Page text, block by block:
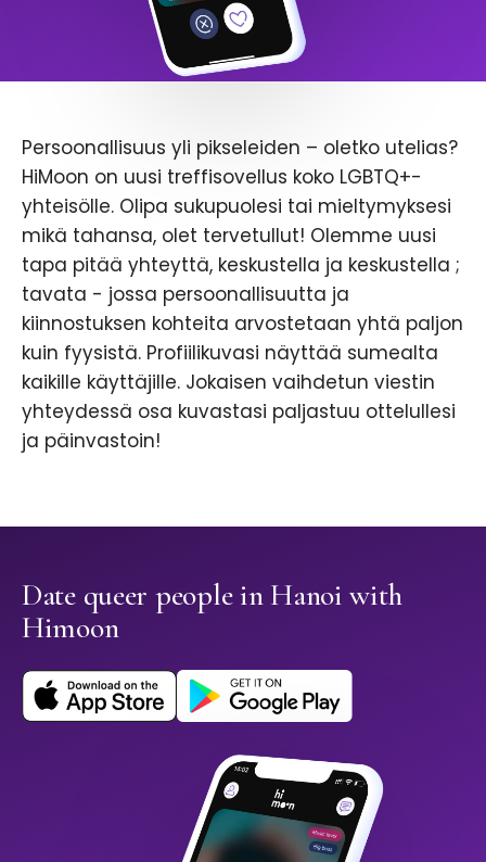
Persoonallisuus yli pikseleiden – oletko utelias?
HiMoon on uusi treffisovellus koko LGBTQ+-
yhteisölle. Olipa sukupuolesi tai mieltymyksesi
mikä tahansa, olet tervetullut! Olemme uusi
tapa pitää yhteyttä, keskustella ja keskustella ;
tavata - jossa persoonallisuutta ja
kiinnostuksen kohteita arvostetaan yhtä paljon
kuin fyysistä. Profiilikuvasi näyttää sumealta
kaikille käyttäjille. Jokaisen vaihdetun viestin
yhteydessä osa kuvastasi paljastuu ottelullesi
ja päinvastoin!
Date queer people in Hanoi with
Himoon